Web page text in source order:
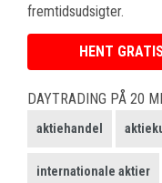
fremtidsudsigter.
HENT
DAYTRADING PÅ 20
aktiehandel
internationale aktier